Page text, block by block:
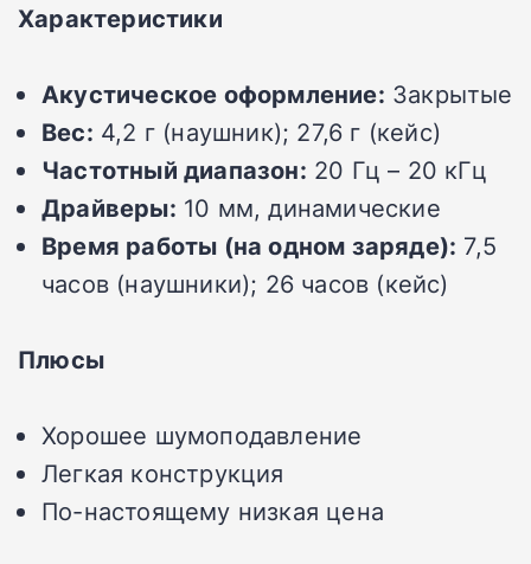
Характеристики
Акустическое оформление: Закрытые
Вес: 4,2 г (наушник); 27,6 г (кейс)
Частотный диапазон: 20 Гц – 20 кГц
Драйверы: 10 мм, динамические
Время работы (на одном заряде): 7,5
часов (наушники); 26 часов (кейс)
Плюсы
Хорошее шумоподавление
Легкая конструкция
По-настоящему низкая цена